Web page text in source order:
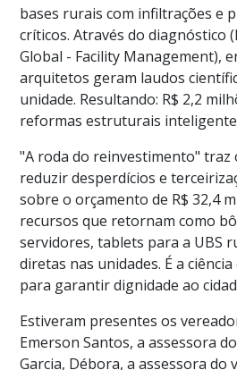
bases rurais com infiltrações e
críticos. Através do diagnóstico
Global - Facility Management),
arquitetos geram laudos
unidade. Resultando: R$ 2,2
reformas estruturais
"A roda do reinvestimento" traz
reduzir desperdícios e
sobre o orçamento de R$ 32,4
recursos que retornam como
servidores, tablets para a UBS
diretas nas unidades. É a
para garantir dignidade ao
Estiveram presentes os
Emerson Santos, a assessora
Garcia, Débora, a assessora do